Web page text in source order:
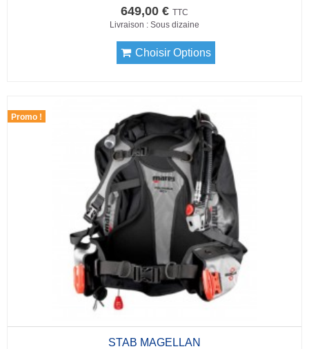
649,00 € TTC
Livraison : Sous dizaine
Choisir Options
Promo !
STAB MAGELLAN